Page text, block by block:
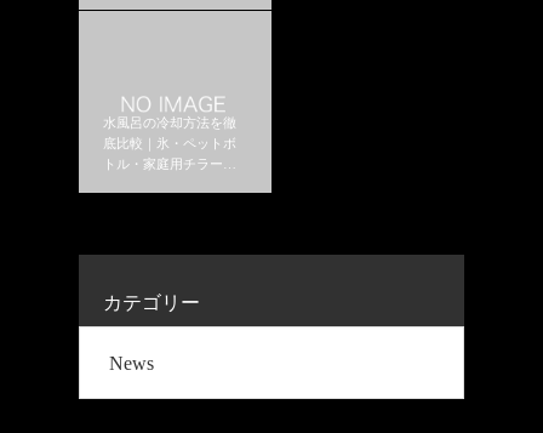
水風呂の冷却方法を徹
底比較｜氷・ペットボ
トル・家庭用チラーは
カテゴリー
News